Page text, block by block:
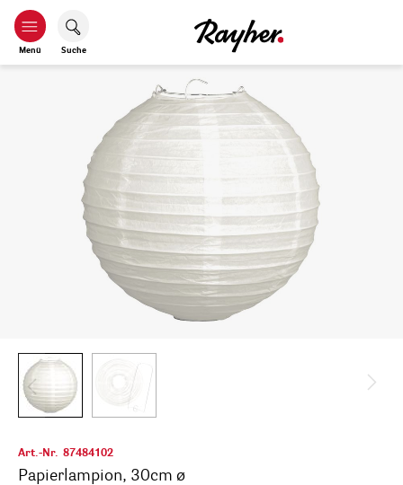
Menü Suche
Art.-Nr. 87484102
Papierlampion, 30cm ø